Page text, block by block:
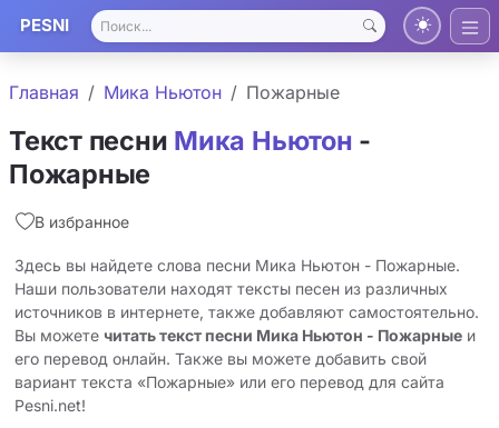
PESNI
Главная Мика Ньютон Пожарные
Текст песни Мика Ньютон -
Пожарные
В избранное
Здесь вы найдете слова песни Мика Ньютон - Пожарные.
Наши пользователи находят тексты песен из различных
источников в интернете, также добавляют самостоятельно.
Вы можете читать текст песни Мика Ньютон - Пожарные и
его перевод онлайн. Также вы можете добавить свой
вариант текста «Пожарные» или его перевод для сайта
Pesni.net!